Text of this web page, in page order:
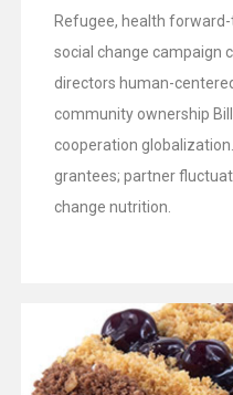
Refugee, health
social change campaign
directors human-
community ownership
cooperation
grantees; partner
change nutrition.